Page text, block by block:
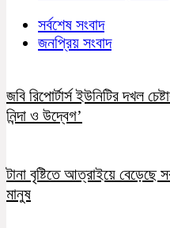
সর্বশেষ সংবাদ
জনপ্রিয় সংবাদ
জবি রিপোর্টার্স ইউনিটির দখল
নিন্দা ও উদ্বেগ’
টানা বৃষ্টিতে আত্রাইয়ে বেড়েছে
মানুষ